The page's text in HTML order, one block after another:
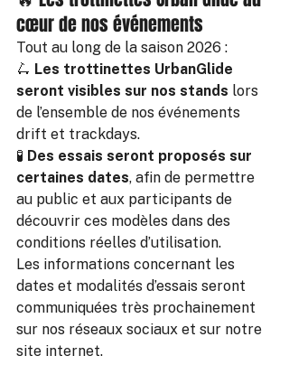
cœur de nos événements
Tout au long de la saison 2026 :
🛴 Les trottinettes UrbanGlide
seront visibles sur nos stands lors
de l’ensemble de nos événements
drift et trackdays.
🧪 Des essais seront proposés sur
certaines dates, afin de permettre
au public et aux participants de
découvrir ces modèles dans des
conditions réelles d’utilisation.
Les informations concernant les
dates et modalités d’essais seront
communiquées très prochainement
sur nos réseaux sociaux et sur notre
site internet.